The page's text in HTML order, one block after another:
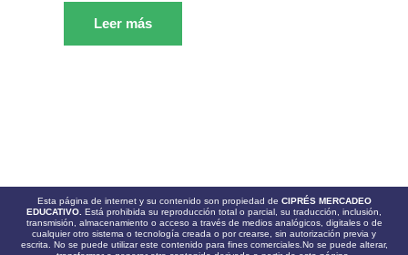
Leer más
Esta página de internet y su contenido son propiedad de CIPRÉS MERCADEO
EDUCATIVO. Está prohibida su reproducción total o parcial, su traducción, inclusión,
transmisión, almacenamiento o acceso a través de medios analógicos, digitales o de
cualquier otro sistema o tecnología creada o por crearse, sin autorización previa y
escrita. No se puede utilizar este contenido para fines comerciales.No se puede alterar,